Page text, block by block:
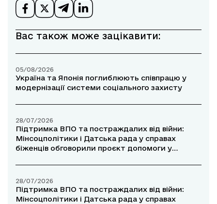
Вас також може зацікавити:
05/08/2026
Україна та Японія поглиблюють співпрацю у
модернізації системи соціального захисту
28/07/2026
Підтримка ВПО та постраждалих від війни:
Мінсоцполітики і Датська рада у справах
біженців обговорили проєкт допомоги у
28/07/2026
Підтримка ВПО та постраждалих від війни:
Мінсоцполітики і Датська рада у справах